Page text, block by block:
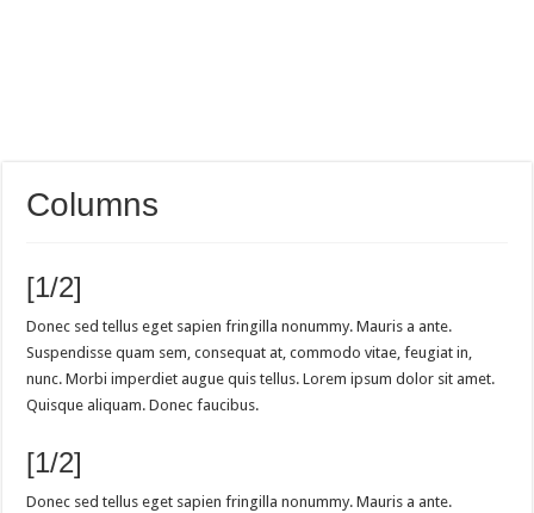
Columns
[1/2]
Donec sed tellus eget sapien fringilla nonummy. Mauris a ante.
Suspendisse quam sem, consequat at, commodo vitae, feugiat in,
nunc. Morbi imperdiet augue quis tellus. Lorem ipsum dolor sit amet.
Quisque aliquam. Donec faucibus.
[1/2]
Donec sed tellus eget sapien fringilla nonummy. Mauris a ante.